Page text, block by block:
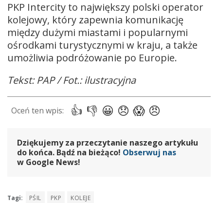
PKP Intercity to największy polski operator
kolejowy, który zapewnia komunikację
między dużymi miastami i popularnymi
ośrodkami turystycznymi w kraju, a także
umożliwia podróżowanie po Europie.
Tekst: PAP / Fot.: ilustracyjna
Dziękujemy za przeczytanie naszego artykułu
do końca. Bądź na bieżąco! Obserwuj nas
w Google News!
Tagi: PŚIL PKP KOLEJE